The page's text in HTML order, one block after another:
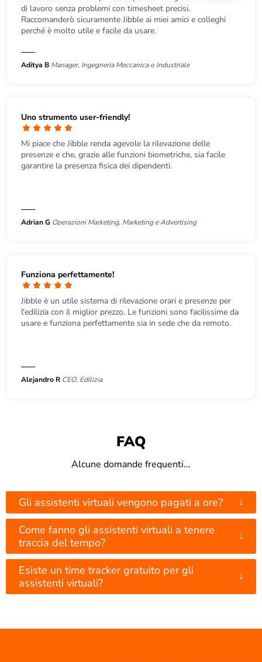
di lavoro senza problemi con timesheet precisi.
Raccomanderò sicuramente Jibble ai miei amici e colleghi
perché è molto utile e facile da usare.
Aditya B Manager, Ingegneria Meccanica o Industriale
Uno strumento user-friendly!
Mi piace che Jibble renda agevole la rilevazione delle
presenze e che, grazie alle funzioni biometriche, sia facile
garantire la presenza fisica dei dipendenti.
Adrian G Operazioni Marketing, Marketing e Advertising
Funziona perfettamente!
Jibble è un utile sistema di rilevazione orari e presenze per
l'edilizia con il miglior prezzo. Le funzioni sono facilissime da
usare e funziona perfettamente sia in sede che da remoto.
Alejandro R CEO, Edilizia
FAQ
Alcune domande frequenti...
Gli assistenti virtuali vengono pagati a ore? ↓
Come fanno gli assistenti virtuali a tenere
traccia del tempo?
↓
Esiste un time tracker gratuito per gli
assistenti virtuali?
↓